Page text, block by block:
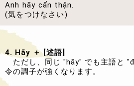
Anh hãy cẩn thận.
(気をつけなさい)
4. Hãy ＋ [述語]
ただし、同じ "hãy" でも主語と
令の調子が強くなります。